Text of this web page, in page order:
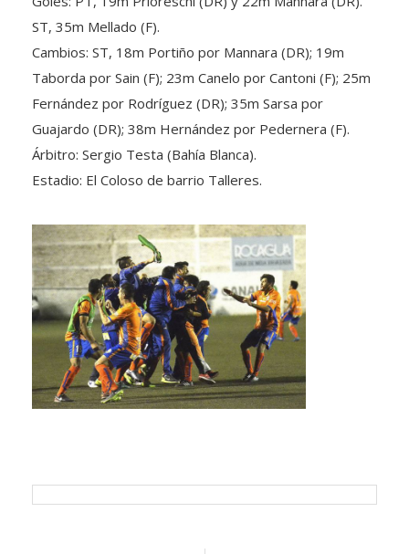
ST, 35m Mellado (F).
Cambios: ST, 18m Portiño por Mannara (DR); 19m
Taborda por Sain (F); 23m Canelo por Cantoni (F); 25m
Fernández por Rodríguez (DR); 35m Sarsa por
Guajardo (DR); 38m Hernández por Pedernera (F).
Árbitro: Sergio Testa (Bahía Blanca).
Estadio: El Coloso de barrio Talleres.